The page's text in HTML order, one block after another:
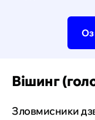
Вішинг
Зловмисники